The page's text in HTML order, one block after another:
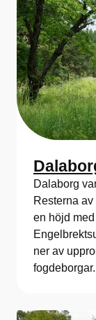
Dalaborg
Resterna
en höjd
ner av
fogdeborgar.